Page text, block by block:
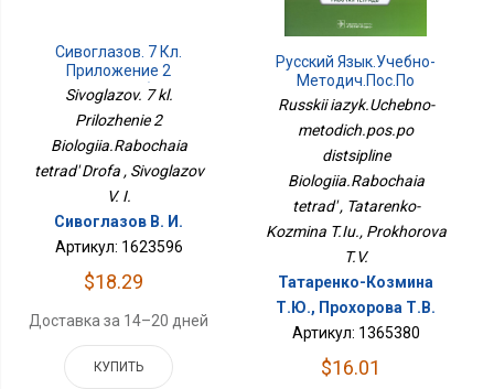
Сивоглазов. 7 Кл.
Приложение 2
Биология.Рабочая
Тетрадь Дрофа
Sivoglazov. 7 kl.
Prilozhenie 2
Biologiia.Rabochaia
tetrad' Drofa , Sivoglazov
V. I.
Сивоглазов В. И.
Артикул: 1623596
$18.29
Доставка за 14–20 дней
КУПИТЬ
Русский Язык.Учебно-
Методич.пос.по
Дисциплине
Биология.Рабочая
Тетрадь
Russkii iazyk.Uchebno-
metodich.pos.po
distsipline
Biologiia.Rabochaia
tetrad' , Tatarenko-
Kozmina T.Iu., Prokhorova
T.V.
Татаренко-Козмина
Т.Ю., Прохорова Т.В.
Артикул: 1365380
$16.01